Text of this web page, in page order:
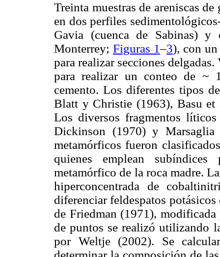
Treinta muestras de areniscas
en dos perfiles
Gavia (cuenca de Sabinas)
Monterrey; Figuras 1–3), con un
para realizar secciones
para realizar un conteo de ~
cemento. Los diferentes tipos
Blatt y Christie (1963), Basu
Los diversos fragmentos
Dickinson (1970) y
metamórficos fueron
quienes emplean
metamórfico de la roca madre.
hiperconcentrada de
diferenciar feldespatos
de Friedman (1971),
de puntos se realizó utilizando
por Weltje (2002). Se